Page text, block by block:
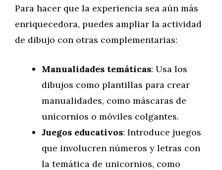
Para hacer que la experiencia sea aún más
enriquecedora, puedes ampliar la actividad
de dibujo con otras complementarias:
Manualidades temáticas: Usa los
dibujos como plantillas para crear
manualidades, como máscaras de
unicornios o móviles colgantes.
Juegos educativos: Introduce juegos
que involucren números y letras con
la temática de unicornios, como